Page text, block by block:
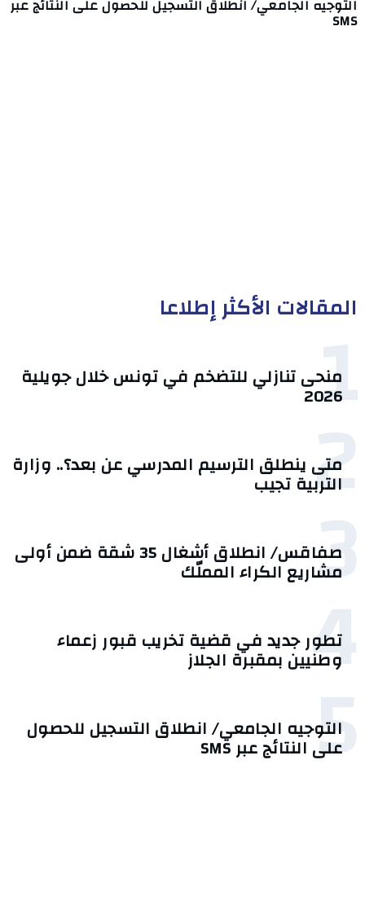
التوجيه الجامعي/ انطلاق التسجيل للحصول على النتائج عبر
SMS
المقالات الأكثر إطلاعا
1 منحى تنازلي ‎للتضخم في تونس خلال جويلية
2026‎
2
متى ينطلق الترسيم المدرسي عن بعد؟.. وزارة
التربية تجيب
3 صفاقس/ انطلاق أشغال 35 شقة ضمن أولى
مشاريع الكراء المملّك
4
تطور جديد في قضية تخريب قبور زعماء
وطنيين بمقبرة الجلاز
5
التوجيه الجامعي/ انطلاق التسجيل للحصول
على النتائج عبر SMS